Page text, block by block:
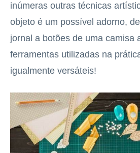
inúmeras outras técnicas
objeto é um possível adorno,
jornal a botões de uma camisa
ferramentas utilizadas na
igualmente versáteis!